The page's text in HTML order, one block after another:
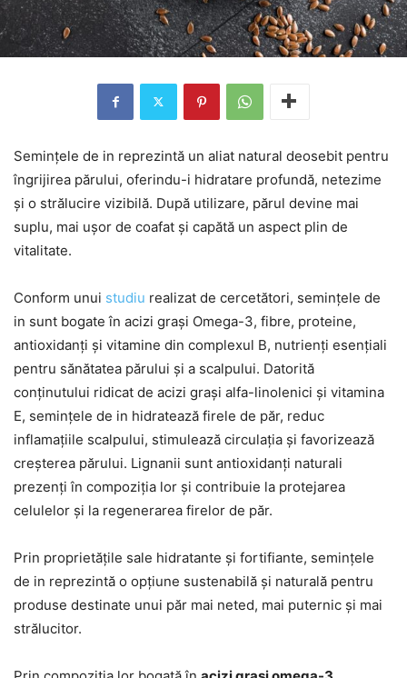
Semințele de in reprezintă un aliat natural deosebit pentru
îngrijirea părului, oferindu-i hidratare profundă, netezime
și o strălucire vizibilă. După utilizare, părul devine mai
suplu, mai ușor de coafat și capătă un aspect plin de
vitalitate.
Conform unui studiu realizat de cercetători, semințele de
in sunt bogate în acizi grași Omega-3, fibre, proteine,
antioxidanți și vitamine din complexul B, nutrienți esențiali
pentru sănătatea părului și a scalpului. Datorită
conținutului ridicat de acizi grași alfa-linolenici și vitamina
E, semințele de in hidratează firele de păr, reduc
inflamațiile scalpului, stimulează circulația și favorizează
creșterea părului. Lignanii sunt antioxidanți naturali
prezenți în compoziția lor și contribuie la protejarea
celulelor și la regenerarea firelor de păr.
Prin proprietățile sale hidratante și fortifiante, semințele
de in reprezintă o opțiune sustenabilă și naturală pentru
produse destinate unui păr mai neted, mai puternic și mai
strălucitor.